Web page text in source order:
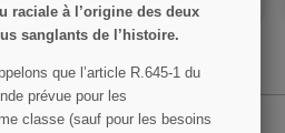
raciale à l’origine des deux
sanglants de l’histoire.
que l’article R.645­-1 du
prévue pour les
classe (sauf pour les besoins